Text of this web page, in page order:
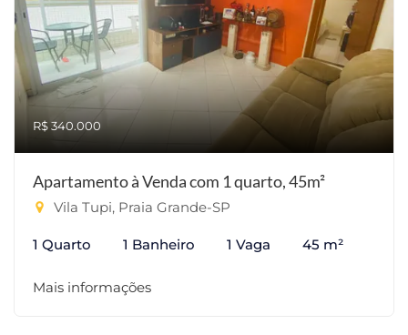
R$ 340.000
Apartamento à Venda com 1 quarto, 45m²
Vila Tupi, Praia Grande-SP
1 Quarto 1 Banheiro 1 Vaga 45 m²
Mais informações